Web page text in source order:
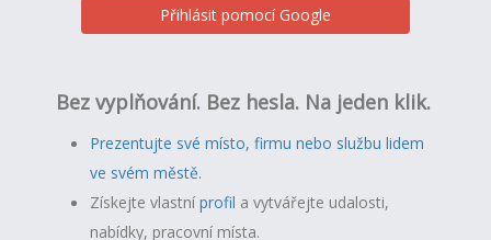
Přihlásit pomocí Google
Bez vyplňování. Bez hesla. Na jeden klik.
Prezentujte své místo, firmu nebo službu lidem
ve svém městě.
Získejte vlastníprofil a vytvářejte udalosti,
nabídky, pracovní místa.